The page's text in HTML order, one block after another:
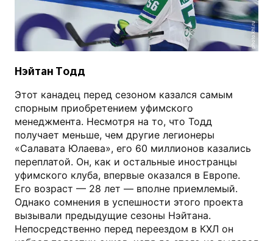
photo.khl.ru
Нэйтан Тодд
Этот канадец перед сезоном казался самым
спорным приобретением уфимского
менеджмента. Несмотря на то, что Тодд
получает меньше, чем другие легионеры
«Салавата Юлаева», его 60 миллионов казались
переплатой. Он, как и остальные иностранцы
уфимского клуба, впервые оказался в Европе.
Его возраст — 28 лет — вполне приемлемый.
Однако сомнения в успешности этого проекта
вызывали предыдущие сезоны Нэйтана.
Непосредственно перед переездом в КХЛ он